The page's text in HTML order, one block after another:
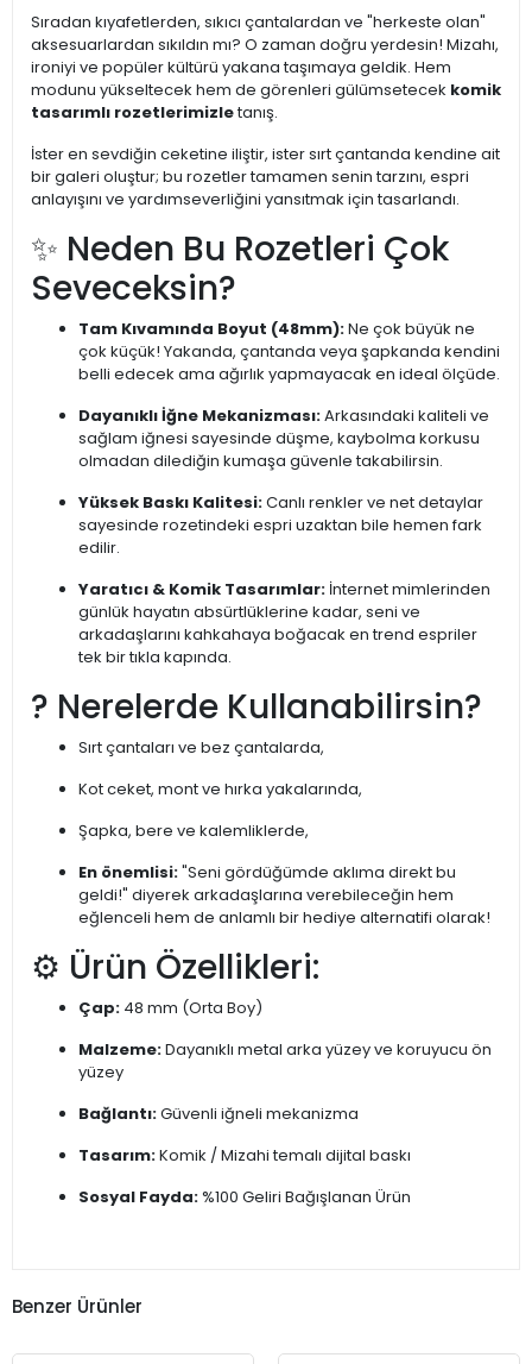
Sıradan kıyafetlerden, sıkıcı çantalardan ve "herkeste olan"
aksesuarlardan sıkıldın mı? O zaman doğru yerdesin! Mizahı,
ironiyi ve popüler kültürü yakana taşımaya geldik. Hem
modunu yükseltecek hem de görenleri gülümsetecek komik
tasarımlı rozetlerimizletanış.
İster en sevdiğin ceketine iliştir, ister sırt çantanda kendine ait
bir galeri oluştur; bu rozetler tamamen senin tarzını, espri
anlayışını ve yardımseverliğini yansıtmak için tasarlandı.
✨ Neden Bu Rozetleri Çok
Seveceksin?
Tam Kıvamında Boyut (48mm):Ne çok büyük ne
çok küçük! Yakanda, çantanda veya şapkanda kendini
belli edecek ama ağırlık yapmayacak en ideal ölçüde.
Dayanıklı İğne Mekanizması:Arkasındaki kaliteli ve
sağlam iğnesi sayesinde düşme, kaybolma korkusu
olmadan dilediğin kumaşa güvenle takabilirsin.
Yüksek Baskı Kalitesi:Canlı renkler ve net detaylar
sayesinde rozetindeki espri uzaktan bile hemen fark
edilir.
Yaratıcı & Komik Tasarımlar: İnternet mimlerinden
günlük hayatın absürtlüklerine kadar, seni ve
arkadaşlarını kahkahaya boğacak en trend espriler
tek bir tıkla kapında.
? Nerelerde Kullanabilirsin?
Sırt çantaları ve bez çantalarda,
Kot ceket, mont ve hırka yakalarında,
Şapka, bere ve kalemliklerde,
En önemlisi:"Seni gördüğümde aklıma direkt bu
geldi!" diyerek arkadaşlarına verebileceğin hem
eğlenceli hem de anlamlı bir hediye alternatifi olarak!
⚙️ Ürün Özellikleri:
Çap: 48 mm (Orta Boy)
Malzeme:Dayanıklı metal arka yüzey ve koruyucu ön
yüzey
Bağlantı:Güvenli iğneli mekanizma
Tasarım:Komik / Mizahi temalı dijital baskı
Sosyal Fayda: %100 Geliri Bağışlanan Ürün
Benzer Ürünler